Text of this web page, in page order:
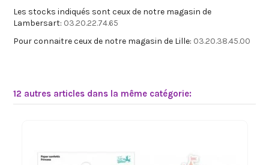
Les stocks indiqués sont ceux de notre magasin de
Lambersart: 03.20.22.74.65
Pour connaitre ceux de notre magasin de Lille: 03.20.38.45.00
12 autres articles dans la même catégorie: